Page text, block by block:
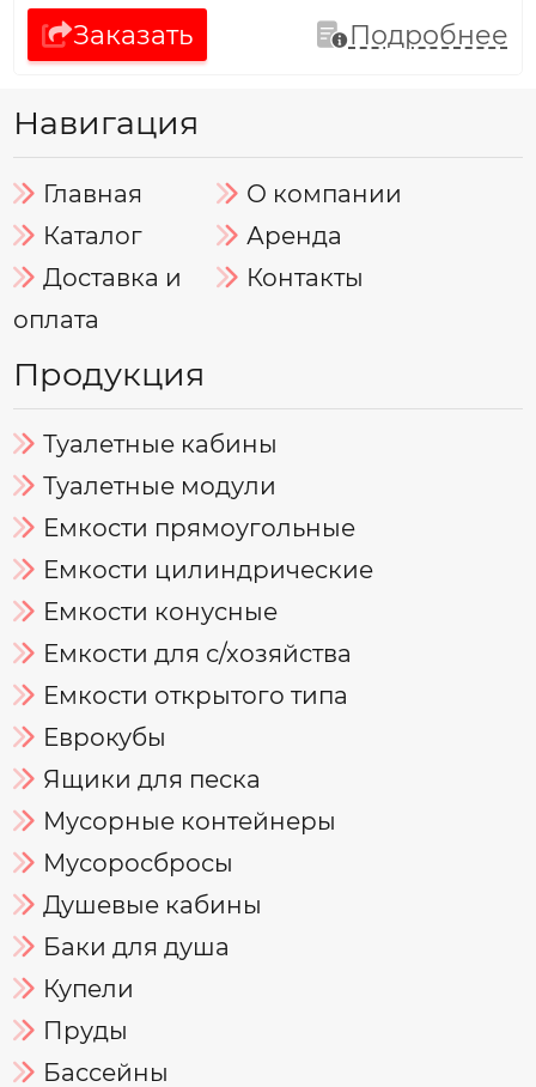
Заказать Подробнее
Навигация
Главная
О компании
Каталог
Аренда
Доставка и
оплата
Контакты
Продукция
Туалетные кабины
Туалетные модули
Емкости прямоугольные
Емкости цилиндрические
Емкости конусные
Емкости для с/хозяйства
Емкости открытого типа
Еврокубы
Ящики для песка
Мусорные контейнеры
Мусоросбросы
Душевые кабины
Баки для душа
Купели
Пруды
Бассейны